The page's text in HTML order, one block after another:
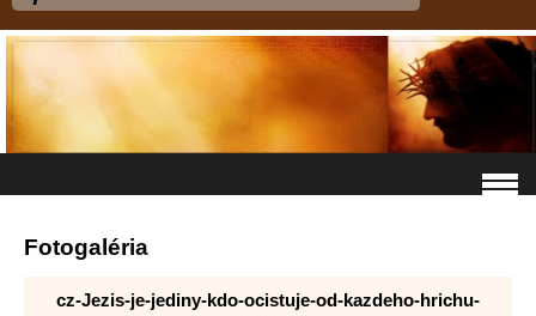
Fotogaléria
cz-Jezis-je-jediny-kdo-ocistuje-od-kazdeho-hrichu-